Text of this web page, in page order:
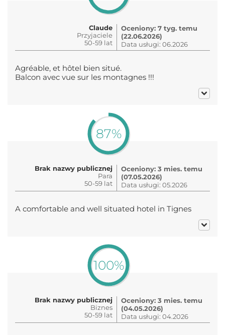
Claude
Przyjaciele
50-59 lat
Oceniony: 7 tyg. temu
(22.06.2026)
Data usługi: 06.2026
Agréable, et hôtel bien situé.
Balcon avec vue sur les montagnes !!!
87%
Brak nazwy publicznej
Para
50-59 lat
Oceniony: 3 mies. temu
(07.05.2026)
Data usługi: 05.2026
A comfortable and well situated hotel in Tignes
100%
Brak nazwy publicznej
Biznes
50-59 lat
Oceniony: 3 mies. temu
(04.05.2026)
Data usługi: 04.2026